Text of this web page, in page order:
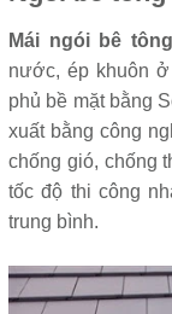
Mái ngói bê
nước, ép khuôn
phủ bề mặt bằng
xuất bằng công
chống gió, chống
tốc độ thi công
trung bình.